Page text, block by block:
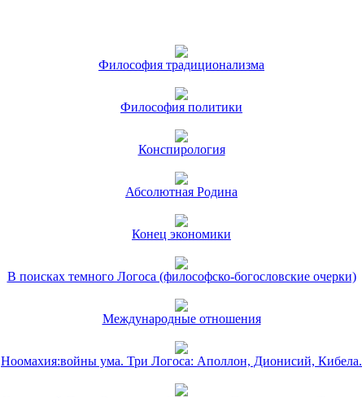
Философия традиционализма
Философия политики
Конспирология
Абсолютная Родина
Конец экономики
В поисках темного Логоса (философско-богословские очерки)
Международные отношения
Ноомахия:войны ума. Три Логоса: Аполлон, Дионисий, Кибела.